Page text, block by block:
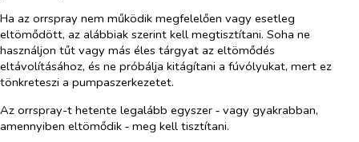
Ha az orrspray nem működik megfelelően vagy esetleg
eltömődött, az alábbiak szerint kell megtisztítani. Soha ne
használjon tűt vagy más éles tárgyat az eltömődés
eltávolításához, és ne próbálja kitágítani a fúvólyukat, mert ez
tönkreteszi a pumpaszerkezetet.
Az orrspray-t hetente legalább egyszer ‑ vagy gyakrabban,
amennyiben eltömődik ‑ meg kell tisztítani.